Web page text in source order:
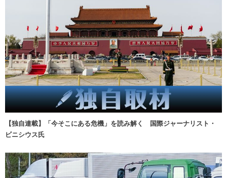
【独自連載】「今そこにある危機」を読み解く 国際ジャーナリスト・
ビニシウス氏